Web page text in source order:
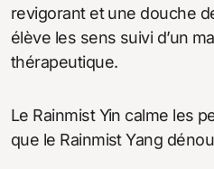
revigorant et une douche
élève les sens suivi d’un
thérapeutique.
Le Rainmist Yin calme les
que le Rainmist Yang